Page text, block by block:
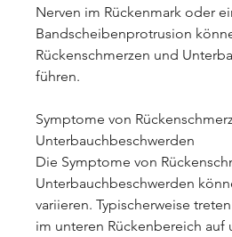
Nerven im Rückenmark oder
Bandscheibenprotrusion
Rückenschmerzen und
führen.
Symptome von
Unterbauchbeschwerden
Die Symptome von
Unterbauchbeschwerden
variieren. Typischerweise
im unteren Rückenbereich auf